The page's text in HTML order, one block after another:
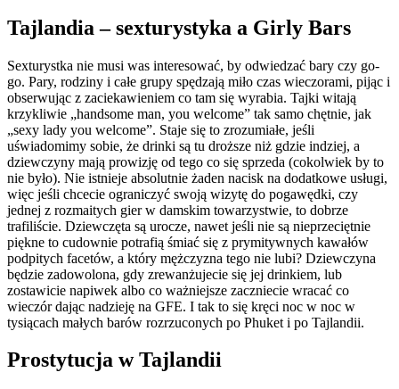
Tajlandia – sexturystyka a Girly Bars
Sexturystka nie musi was interesować, by odwiedzać bary czy go-
go. Pary, rodziny i całe grupy spędzają miło czas wieczorami, pijąc i
obserwując z zaciekawieniem co tam się wyrabia. Tajki witają
krzykliwie „handsome man, you welcome” tak samo chętnie, jak
„sexy lady you welcome”. Staje się to zrozumiałe, jeśli
uświadomimy sobie, że drinki są tu droższe niż gdzie indziej, a
dziewczyny mają prowizję od tego co się sprzeda (cokolwiek by to
nie było). Nie istnieje absolutnie żaden nacisk na dodatkowe usługi,
więc jeśli chcecie ograniczyć swoją wizytę do pogawędki, czy
jednej z rozmaitych gier w damskim towarzystwie, to dobrze
trafiliście. Dziewczęta są urocze, nawet jeśli nie są nieprzeciętnie
piękne to cudownie potrafią śmiać się z prymitywnych kawałów
podpitych facetów, a który mężczyzna tego nie lubi? Dziewczyna
będzie zadowolona, gdy zrewanżujecie się jej drinkiem, lub
zostawicie napiwek albo co ważniejsze zaczniecie wracać co
wieczór dając nadzieję na GFE. I tak to się kręci noc w noc w
tysiącach małych barów rozrzuconych po Phuket i po Tajlandii.
Prostytucja w Tajlandii